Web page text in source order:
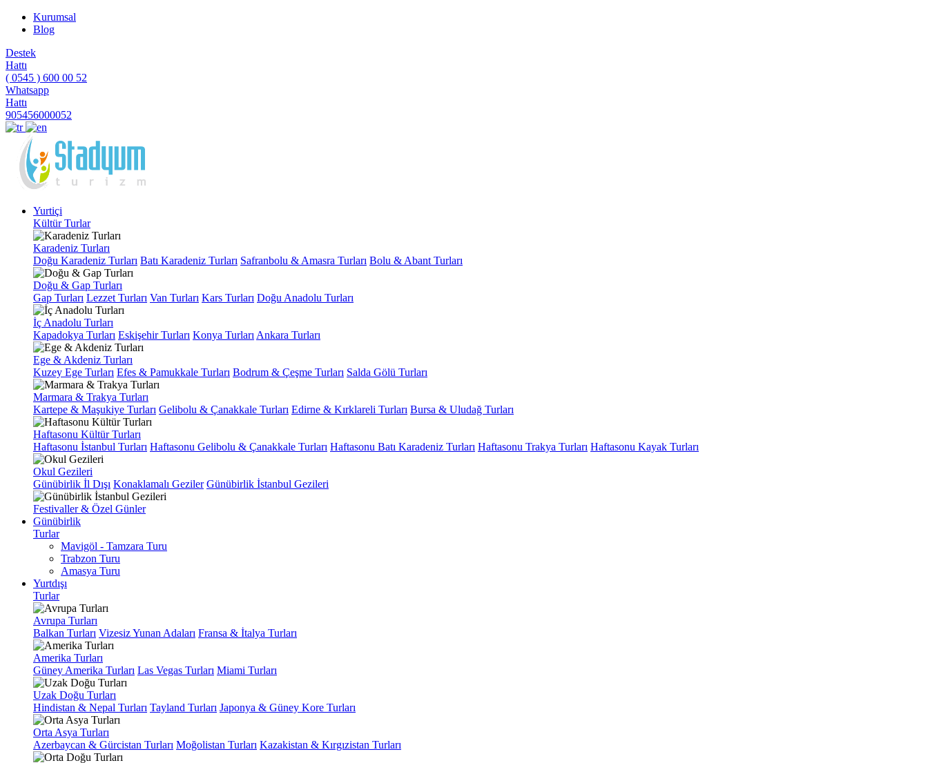
Kurumsal
Blog
Destek
Hattı
( 0545 ) 600 00 52
Whatsapp
Hattı
905456000052
Yurtiçi
Kültür Turlar
Karadeniz Turları
Doğu Karadeniz Turları Batı Karadeniz Turları Safranbolu & Amasra Turları Bolu & Abant Turları
Doğu & Gap Turları
Gap Turları Lezzet Turları Van Turları Kars Turları Doğu Anadolu Turları
İç Anadolu Turları
Kapadokya Turları Eskişehir Turları Konya Turları Ankara Turları
Ege & Akdeniz Turları
Kuzey Ege Turları Efes & Pamukkale Turları Bodrum & Çeşme Turları Salda Gölü Turları
Marmara & Trakya Turları
Kartepe & Maşukiye Turları Gelibolu & Çanakkale Turları Edirne & Kırklareli Turları Bursa & Uludağ Turları
Haftasonu Kültür Turları
Haftasonu İstanbul Turları Haftasonu Gelibolu & Çanakkale Turları Haftasonu Batı Karadeniz Turları Haftasonu Trakya Turları Haftasonu Kayak Turları
Okul Gezileri
Günübirlik İl Dışı Konaklamalı Geziler Günübirlik İstanbul Gezileri
Festivaller & Özel Günler
Günübirlik
Turlar
Mavigöl - Tamzara Turu
Trabzon Turu
Amasya Turu
Yurtdışı
Turlar
Avrupa Turları
Balkan Turları Vizesiz Yunan Adaları Fransa & İtalya Turları
Amerika Turları
Güney Amerika Turları Las Vegas Turları Miami Turları
Uzak Doğu Turları
Hindistan & Nepal Turları Tayland Turları Japonya & Güney Kore Turları
Orta Asya Turları
Azerbaycan & Gürcistan Turları Moğolistan Turları Kazakistan & Kırgızistan Turları